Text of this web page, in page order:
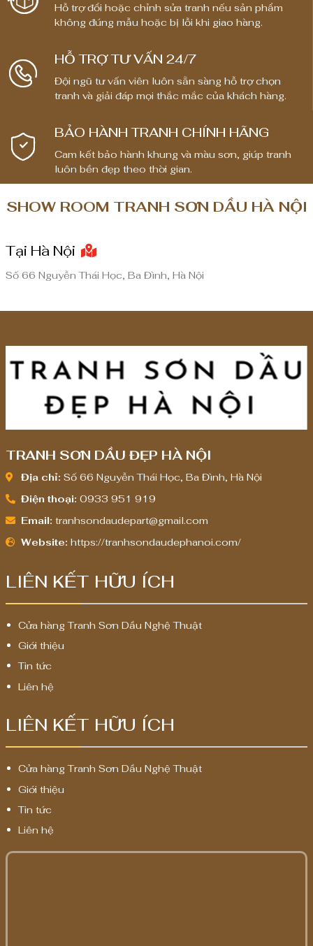
Hỗ trợ đổi hoặc chỉnh sửa tranh nếu sản phẩm
không đúng mẫu hoặc bị lỗi khi giao hàng.
HỖ TRỢ TƯ VẤN 24/7
Đội ngũ tư vấn viên luôn sẵn sàng hỗ trợ chọn
tranh và giải đáp mọi thắc mắc của khách hàng.
BẢO HÀNH TRANH CHÍNH HÃNG
Cam kết bảo hành khung và màu sơn, giúp tranh
luôn bền đẹp theo thời gian.
SHOW ROOM TRANH SƠN DẦU HÀ NỘI
Tại Hà Nội
Số 66 Nguyễn Thái Học, Ba Đình, Hà Nội
TRANH SƠN DẦU ĐẸP HÀ NỘI
Địa chỉ: Số 66 Nguyễn Thái Học, Ba Đình, Hà Nội
Điện thoại: 0933 951 919
Email: tranhsondaudepart@gmail.com
Website: https://tranhsondaudephanoi.com/
LIÊN KẾT HỮU ÍCH
Cửa hàng Tranh Sơn Dầu Nghệ Thuật
Giới thiệu
Tin tức
Liên hệ
LIÊN KẾT HỮU ÍCH
Cửa hàng Tranh Sơn Dầu Nghệ Thuật
Giới thiệu
Tin tức
Liên hệ